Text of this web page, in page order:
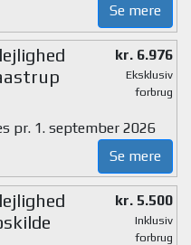
Se mere
kr. 6.976
Eksklusiv
forbrug
pr. 1. september 2026
Se mere
kr. 5.500
Inklusiv
forbrug